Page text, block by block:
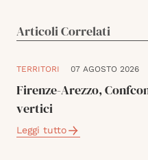
Articoli Correlati
TERRITORI 07 AGOSTO 2026
Firenze-Arezzo,
vertici
Leggi tutto